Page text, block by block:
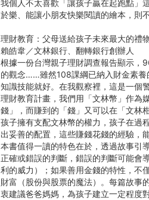
我個人不太喜歡「讓孩子贏在起跑點」
於樂、能讓小朋友快樂閱讀的繪本，則
理財教育：父母送給孩子未來最大的禮
賴皓韋／文林銀行、翻轉銀行創辦人
根據一份台灣親子理財調查報告顯示，
的觀念……雖然108課綱已納入財金素養
知識技能就好。在我觀察裡，這是一個
理財教育計畫，我們用「文林幣」作為
錢」，而賺到的「錢」又可以在「文林
孩子擁有支配文林幣的權力，孩子在過
出妥善的配置，這些賺錢花錢的經驗，
本書值得一讀的特色在於，透過故事引
正確或錯誤的判斷，錯誤的判斷可能會
利的威力）；如果善用金錢的特性，不
財富（股份與股票的魔法）。每篇故事
衷建議爸爸媽媽，為孩子建立一定程度